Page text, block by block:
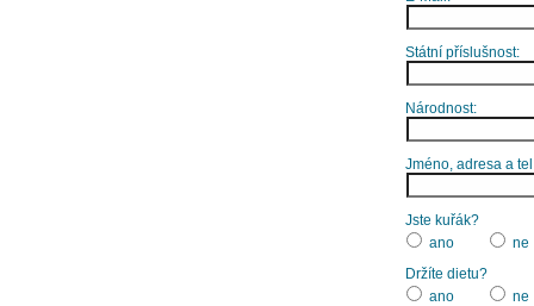
Státní příslušnost:
Národnost:
Jméno, adresa a
Jste kuřák?
ano
ne
Držíte dietu?
ano
ne